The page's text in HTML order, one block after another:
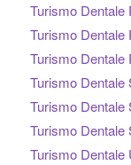
Turismo Dentale
Turismo Dentale
Turismo Dentale
Turismo Dentale
Turismo Dentale
Turismo Dentale
Turismo Dentale